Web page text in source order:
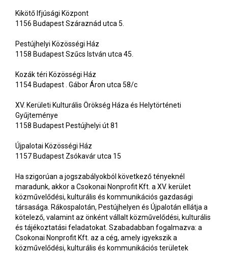
Kikötő Ifjúsági Központ
1156 Budapest Száraznád utca 5.
Pestújhelyi Közösségi Ház
1158 Budapest Szűcs István utca 45.
Kozák téri Közösségi Ház
1154 Budapest . Gábor Áron utca 58/c
XV. Kerületi Kulturális Örökség Háza és Helytörténeti
Gyűjteménye
1158 Budapest Pestújhelyi út 81
Újpalotai Közösségi Ház
1157 Budapest Zsókavár utca 15
Ha szigorúan a jogszabályokból következő tényeknél
maradunk, akkor a Csokonai Nonprofit Kft. a XV. kerület
közművelődési, kulturális és kommunikációs gazdasági
társasága. Rákospalotán, Pestújhelyen és Újpalotán ellátja a
kötelező, valamint az önként vállalt közművelődési, kulturális
és tájékoztatási feladatokat. Szabadabban fogalmazva: a
Csokonai Nonprofit Kft. az a cég, amely igyekszik a
közművelődési, kulturális és kommunikációs területek